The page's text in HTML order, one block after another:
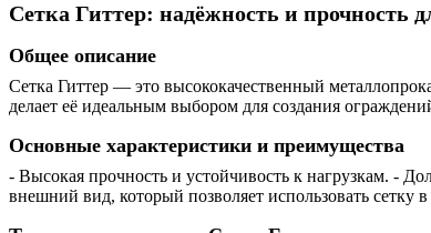
Сетка Гиттер: надёжность и прочность
Общее описание
Сетка Гиттер — это высококачественный
делает её идеальным выбором для создания
Основные характеристики и преимущества
- Высокая прочность и устойчивость к нагрузкам. -
внешний вид, который позволяет использовать сетку